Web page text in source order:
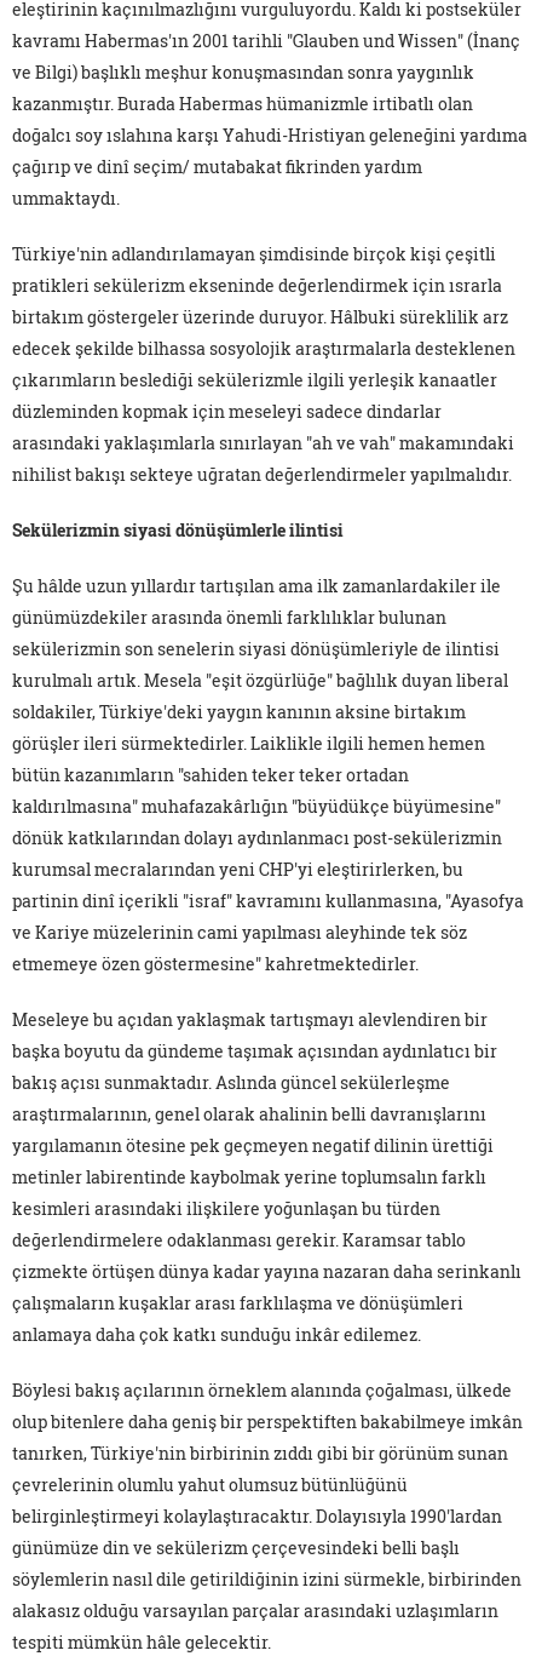
eleştirinin kaçınılmazlığını vurguluyordu. Kaldı ki postseküler
kavramı Habermas'ın 2001 tarihli "Glauben und Wissen" (İnanç
ve Bilgi) başlıklı meşhur konuşmasından sonra yaygınlık
kazanmıştır. Burada Habermas hümanizmle irtibatlı olan
doğalcı soy ıslahına karşı Yahudi-Hristiyan geleneğini yardıma
çağırıp ve dinî seçim/ mutabakat fikrinden yardım
ummaktaydı.
Türkiye'nin adlandırılamayan şimdisinde birçok kişi çeşitli
pratikleri sekülerizm ekseninde değerlendirmek için ısrarla
birtakım göstergeler üzerinde duruyor. Hâlbuki süreklilik arz
edecek şekilde bilhassa sosyolojik araştırmalarla desteklenen
çıkarımların beslediği sekülerizmle ilgili yerleşik kanaatler
düzleminden kopmak için meseleyi sadece dindarlar
arasındaki yaklaşımlarla sınırlayan "ah ve vah" makamındaki
nihilist bakışı sekteye uğratan değerlendirmeler yapılmalıdır.
Sekülerizmin siyasi dönüşümlerle ilintisi
Şu hâlde uzun yıllardır tartışılan ama ilk zamanlardakiler ile
günümüzdekiler arasında önemli farklılıklar bulunan
sekülerizmin son senelerin siyasi dönüşümleriyle de ilintisi
kurulmalı artık. Mesela "eşit özgürlüğe" bağlılık duyan liberal
soldakiler, Türkiye'deki yaygın kanının aksine birtakım
görüşler ileri sürmektedirler. Laiklikle ilgili hemen hemen
bütün kazanımların "sahiden teker teker ortadan
kaldırılmasına" muhafazakârlığın "büyüdükçe büyümesine"
dönük katkılarından dolayı aydınlanmacı post-sekülerizmin
kurumsal mecralarından yeni CHP'yi eleştirirlerken, bu
partinin dinî içerikli "israf" kavramını kullanmasına, "Ayasofya
ve Kariye müzelerinin cami yapılması aleyhinde tek söz
etmemeye özen göstermesine" kahretmektedirler.
Meseleye bu açıdan yaklaşmak tartışmayı alevlendiren bir
başka boyutu da gündeme taşımak açısından aydınlatıcı bir
bakış açısı sunmaktadır. Aslında güncel sekülerleşme
araştırmalarının, genel olarak ahalinin belli davranışlarını
yargılamanın ötesine pek geçmeyen negatif dilinin ürettiği
metinler labirentinde kaybolmak yerine toplumsalın farklı
kesimleri arasındaki ilişkilere yoğunlaşan bu türden
değerlendirmelere odaklanması gerekir. Karamsar tablo
çizmekte örtüşen dünya kadar yayına nazaran daha serinkanlı
çalışmaların kuşaklar arası farklılaşma ve dönüşümleri
anlamaya daha çok katkı sunduğu inkâr edilemez.
Böylesi bakış açılarının örneklem alanında çoğalması, ülkede
olup bitenlere daha geniş bir perspektiften bakabilmeye imkân
tanırken, Türkiye'nin birbirinin zıddı gibi bir görünüm sunan
çevrelerinin olumlu yahut olumsuz bütünlüğünü
belirginleştirmeyi kolaylaştıracaktır. Dolayısıyla 1990'lardan
günümüze din ve sekülerizm çerçevesindeki belli başlı
söylemlerin nasıl dile getirildiğinin izini sürmekle, birbirinden
alakasız olduğu varsayılan parçalar arasındaki uzlaşımların
tespiti mümkün hâle gelecektir.